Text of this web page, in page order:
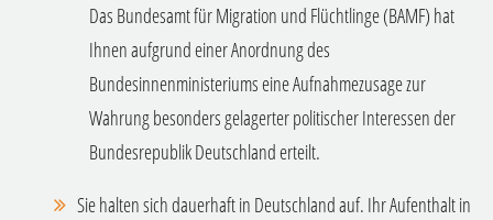
Das Bundesamt für Migration und Flüchtlinge (BAMF) hat
Ihnen aufgrund einer Anordnung des
Bundesinnenministeriums eine Aufnahmezusage zur
Wahrung besonders gelagerter politischer Interessen der
Bundesrepublik Deutschland erteilt.
Sie halten sich dauerhaft in Deutschland auf. Ihr Aufenthalt in